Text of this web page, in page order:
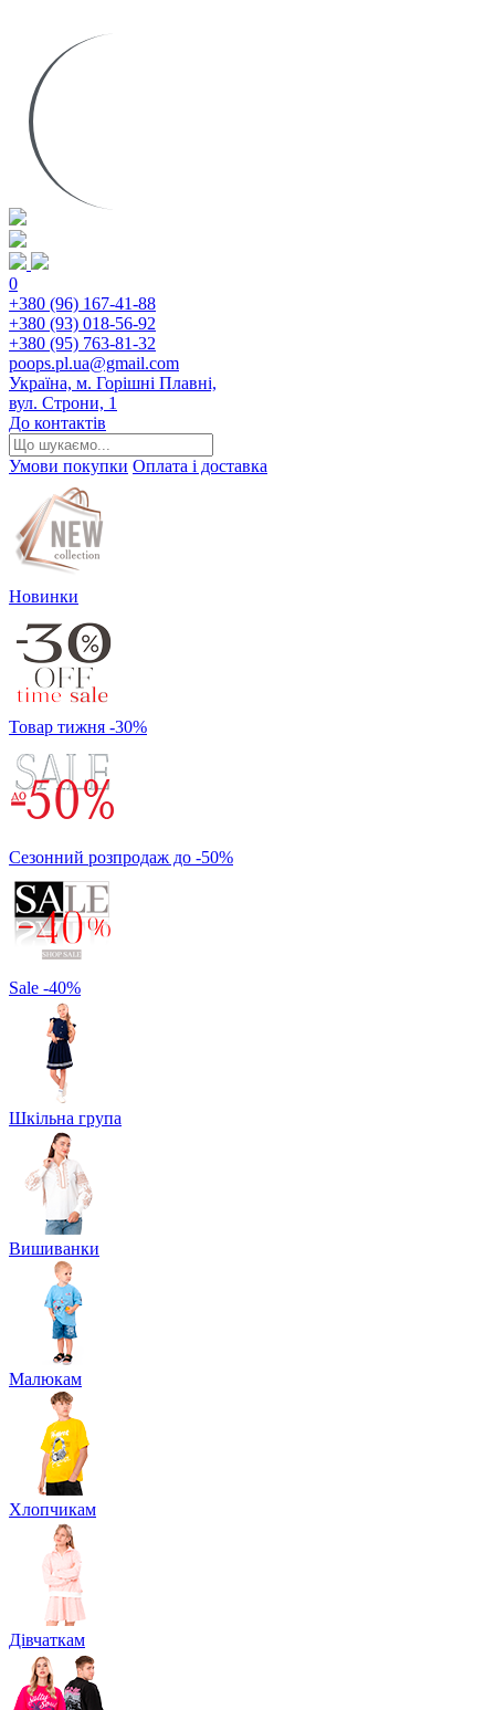
0
+380 (96) 167-41-88
+380 (93) 018-56-92
+380 (95) 763-81-32
poops.pl.ua@gmail.com
Україна, м. Горішні Плавні,
вул. Строни, 1
До контактів
Умови покупки Оплата і доставка
Новинки
Товар тижня -30%
Сезонний розпродаж до -50%
Sale -40%
Шкільна група
Вишиванки
Малюкам
Хлопчикам
Дівчаткам